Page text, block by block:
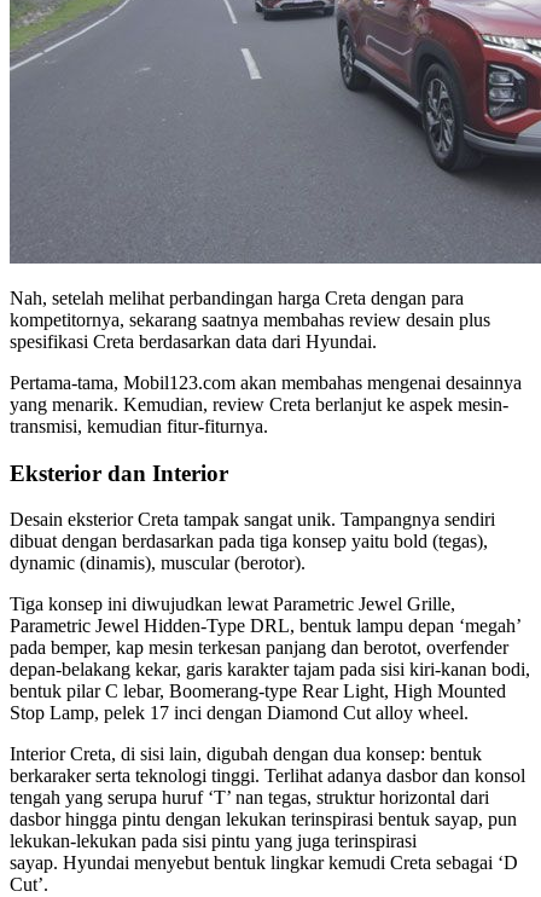
Nah, setelah melihat perbandingan harga Creta dengan para
kompetitornya, sekarang saatnya membahas review desain plus
spesifikasi Creta berdasarkan data dari Hyundai.
Pertama-tama, Mobil123.com akan membahas mengenai desainnya
yang menarik. Kemudian, review Creta berlanjut ke aspek mesin-
transmisi, kemudian fitur-fiturnya.
Eksterior dan Interior
Desain eksterior Creta tampak sangat unik. Tampangnya sendiri
dibuat dengan berdasarkan pada tiga konsep yaitu bold (tegas),
dynamic (dinamis), muscular (berotor).
Tiga konsep ini diwujudkan lewat Parametric Jewel Grille,
Parametric Jewel Hidden-Type DRL, bentuk lampu depan ‘megah’
pada bemper, kap mesin terkesan panjang dan berotot, overfender
depan-belakang kekar, garis karakter tajam pada sisi kiri-kanan bodi,
bentuk pilar C lebar, Boomerang-type Rear Light, High Mounted
Stop Lamp, pelek 17 inci dengan Diamond Cut alloy wheel.
Interior Creta, di sisi lain, digubah dengan dua konsep: bentuk
berkaraker serta teknologi tinggi. Terlihat adanya dasbor dan konsol
tengah yang serupa huruf ‘T’ nan tegas, struktur horizontal dari
dasbor hingga pintu dengan lekukan terinspirasi bentuk sayap, pun
lekukan-lekukan pada sisi pintu yang juga terinspirasi
sayap. Hyundai menyebut bentuk lingkar kemudi Creta sebagai ‘D
Cut’.